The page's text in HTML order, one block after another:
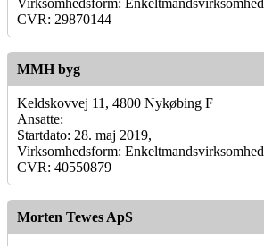
Virksomhedsform: Enkeltmandsvirksomhed
CVR: 29870144
MMH byg
Keldskovvej 11, 4800 Nykøbing F
Ansatte:
Startdato: 28. maj 2019,
Virksomhedsform: Enkeltmandsvirksomhed
CVR: 40550879
Morten Tewes ApS